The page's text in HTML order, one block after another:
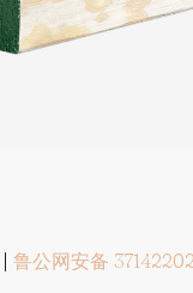
| 鲁公网安备